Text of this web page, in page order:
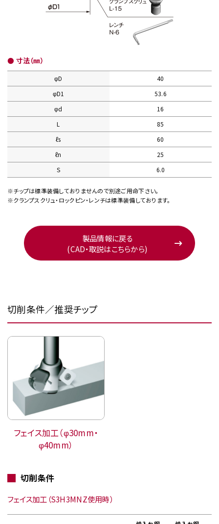
● 寸法（㎜）
φD
40
φD1
53.6
φd
16
L
85
ℓs
60
ℓn
25
S
6.0
※チップは標準装備しておりませんので別途ご用命下さい。
※クランプスクリュ・ロックピン・レンチは標準装備しております。
製品情報に戻る
(CAD・取説はこちらから)
切削条件／推奨チップ
フェイス加工（φ30mm・
φ40mm）
切削条件
フェイス加工（S3H3MNZ使用時）